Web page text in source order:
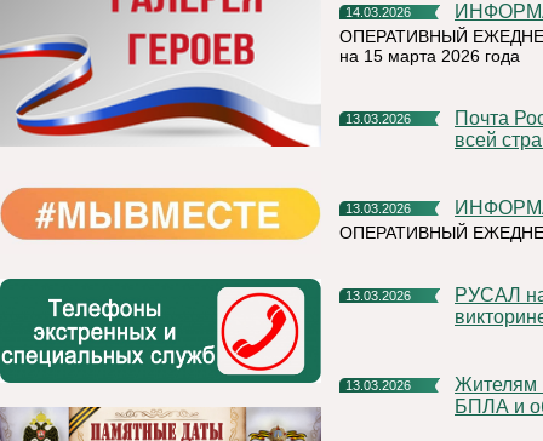
14.03.2026
ОПЕРАТИВНЫЙ
на 15 марта 2026 года
13.03.2026
Почта России и Альфа-Банк — вместе для малого бизнеса по
всей
13.03.2026
ОПЕРАТИВНЫЙ
13.03.2026
РУСАЛ наградил ухтинскую школьницу за победу в онлайн-
13.03.2026
Жителям Коми напоминают о запрете на съемки и публикации
БПЛА и